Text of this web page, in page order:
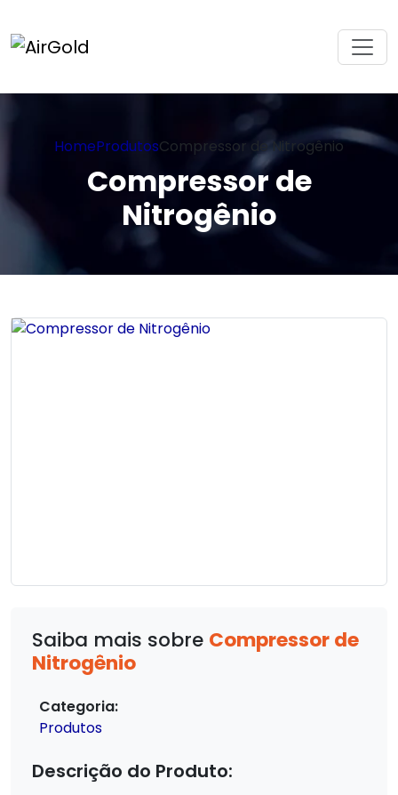
HomeProdutosCompressor de Nitrogênio
Compressor de
Nitrogênio
Saiba mais sobre Compressor de
Nitrogênio
Categoria:
Produtos
Descrição do Produto: